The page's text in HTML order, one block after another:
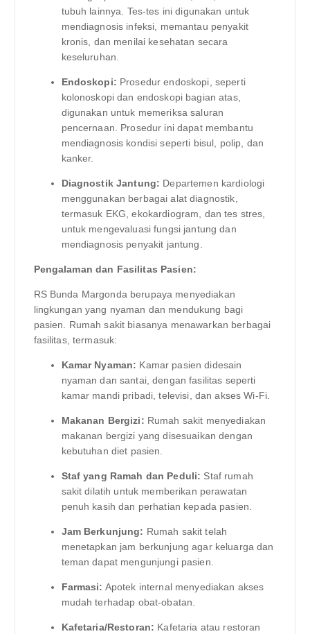
tubuh lainnya. Tes-tes ini digunakan untuk
mendiagnosis infeksi, memantau penyakit
kronis, dan menilai kesehatan secara
keseluruhan.
Endoskopi: Prosedur endoskopi, seperti
kolonoskopi dan endoskopi bagian atas,
digunakan untuk memeriksa saluran
pencernaan. Prosedur ini dapat membantu
mendiagnosis kondisi seperti bisul, polip, dan
kanker.
Diagnostik Jantung: Departemen kardiologi
menggunakan berbagai alat diagnostik,
termasuk EKG, ekokardiogram, dan tes stres,
untuk mengevaluasi fungsi jantung dan
mendiagnosis penyakit jantung.
Pengalaman dan Fasilitas Pasien:
RS Bunda Margonda berupaya menyediakan
lingkungan yang nyaman dan mendukung bagi
pasien. Rumah sakit biasanya menawarkan berbagai
fasilitas, termasuk:
Kamar Nyaman: Kamar pasien didesain
nyaman dan santai, dengan fasilitas seperti
kamar mandi pribadi, televisi, dan akses Wi-Fi.
Makanan Bergizi: Rumah sakit menyediakan
makanan bergizi yang disesuaikan dengan
kebutuhan diet pasien.
Staf yang Ramah dan Peduli: Staf rumah
sakit dilatih untuk memberikan perawatan
penuh kasih dan perhatian kepada pasien.
Jam Berkunjung: Rumah sakit telah
menetapkan jam berkunjung agar keluarga dan
teman dapat mengunjungi pasien.
Farmasi: Apotek internal menyediakan akses
mudah terhadap obat-obatan.
Kafetaria/Restoran: Kafetaria atau restoran